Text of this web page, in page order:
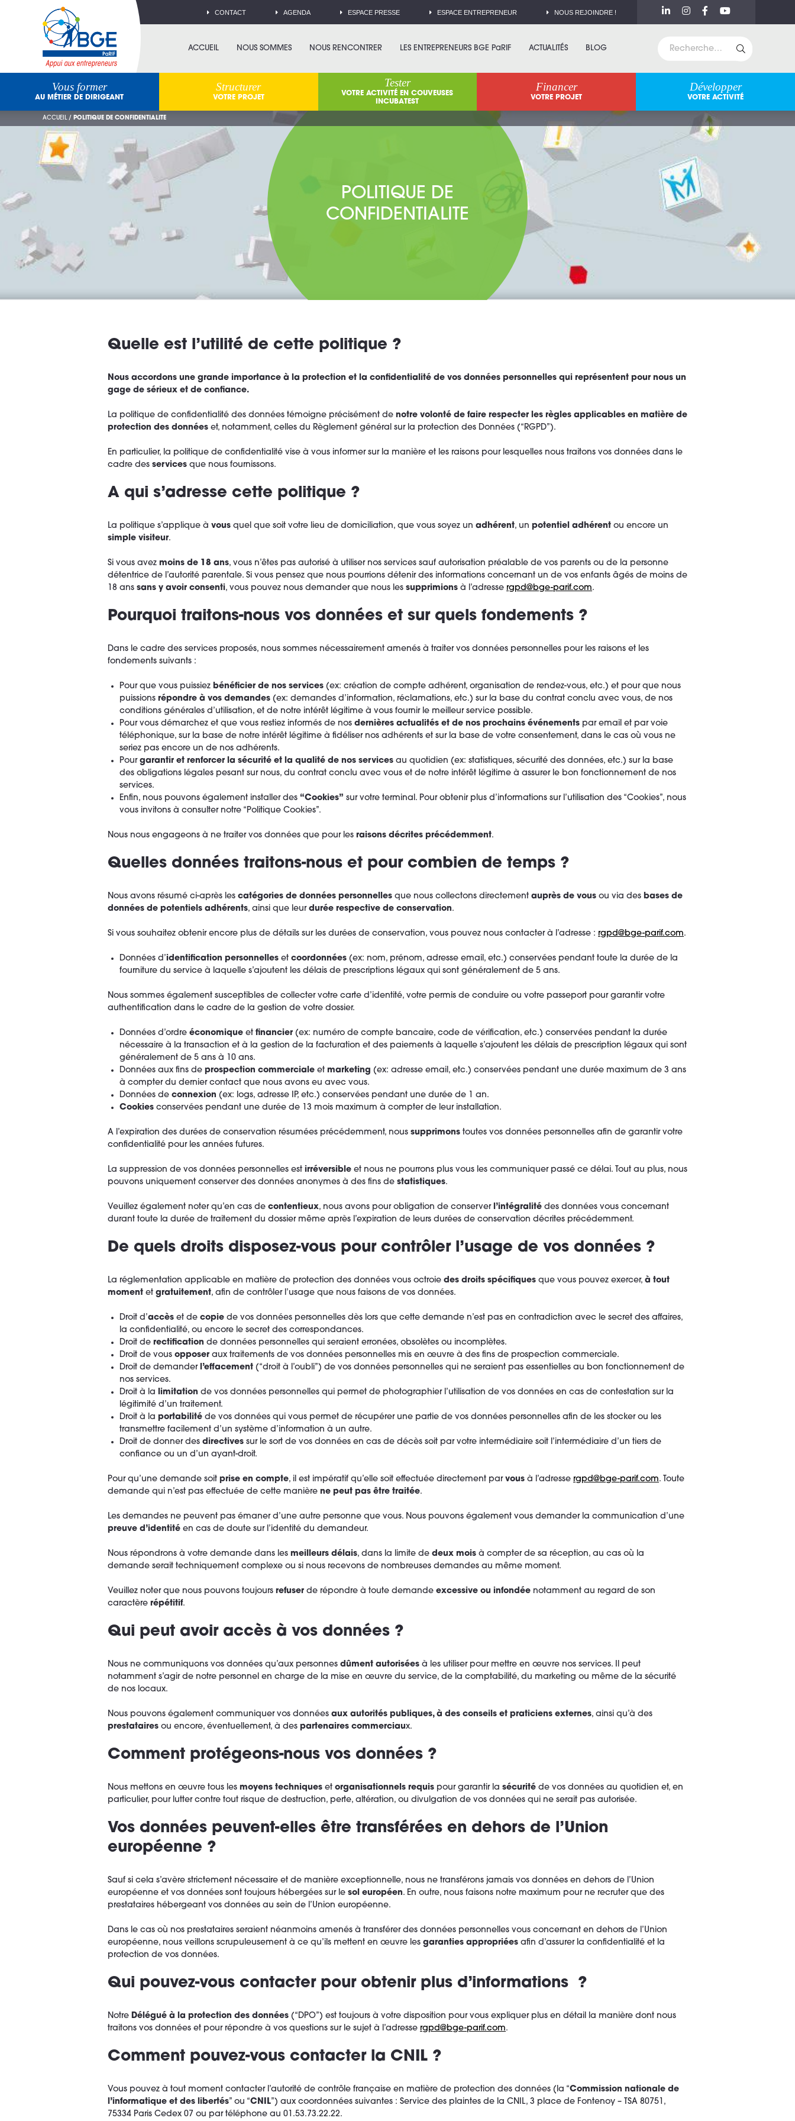
CONTACT AGENDA ESPACE PRESSE ESPACE ENTREPRENEUR NOUS REJOINDRE !
ACCUEIL NOUS SOMMES NOUS RENCONTRER LES ENTREPRENEURS BGE PaRIF ACTUALITÉS BLOG
Vous former
AU MÉTIER DE DIRIGEANT
Structurer
VOTRE PROJET
Tester
VOTRE ACTIVITÉ EN COUVEUSES
INCUBATEST
Financer
VOTRE PROJET
Développer
VOTRE ACTIVITÉ
ACCUEIL/ POLITIQUE DE CONFIDENTIALITE
POLITIQUE DE
CONFIDENTIALITE
Quelle est l’utilité de cette politique ?
Nous accordons une grande importance à la protection et la confidentialité de vos données personnelles qui représentent pour nous un
gage de sérieux et de confiance.
La politique de confidentialité des données témoigne précisément de notre volonté de faire respecter les règles applicables en matière de
protection des données et, notamment, celles du Règlement général sur la protection des Données (“RGPD”).
En particulier, la politique de confidentialité vise à vous informer sur la manière et les raisons pour lesquelles nous traitons vos données dans le
cadre des services que nous fournissons.
A qui s’adresse cette politique ?
La politique s’applique à vous quel que soit votre lieu de domiciliation, que vous soyez un adhérent, un potentiel adhérent ou encore un
simple visiteur.
Si vous avez moins de 18 ans, vous n’êtes pas autorisé à utiliser nos services sauf autorisation préalable de vos parents ou de la personne
détentrice de l’autorité parentale. Si vous pensez que nous pourrions détenir des informations concernant un de vos enfants âgés de moins de
18 ans sans y avoir consenti, vous pouvez nous demander que nous les supprimions à l’adresse rgpd@bge-parif.com.
Pourquoi traitons-nous vos données et sur quels fondements ?
Dans le cadre des services proposés, nous sommes nécessairement amenés à traiter vos données personnelles pour les raisons et les
fondements suivants :
Pour que vous puissiez bénéficier de nos services (ex: création de compte adhérent, organisation de rendez-vous, etc.) et pour que nous
puissions répondre à vos demandes (ex: demandes d’information, réclamations, etc.) sur la base du contrat conclu avec vous, de nos
conditions générales d’utilisation, et de notre intérêt légitime à vous fournir le meilleur service possible.
Pour vous démarchez et que vous restiez informés de nos dernières actualités et de nos prochains événements par email et par voie
téléphonique, sur la base de notre intérêt légitime à fidéliser nos adhérents et sur la base de votre consentement, dans le cas où vous ne
seriez pas encore un de nos adhérents.
Pourgarantir et renforcer la sécurité et la qualité de nos services au quotidien (ex: statistiques, sécurité des données, etc.) sur la base
des obligations légales pesant sur nous, du contrat conclu avec vous et de notre intérêt légitime à assurer le bon fonctionnement de nos
services.
Enfin, nous pouvons également installer des “Cookies” sur votre terminal. Pour obtenir plus d’informations sur l’utilisation des “Cookies”, nous
vous invitons à consulter notre “Politique Cookies”.
Nous nous engageons à ne traiter vos données que pour les raisons décrites précédemment.
Quelles données traitons-nous et pour combien de temps ?
Nous avons résumé ci-après les catégories de données personnelles que nous collectons directement auprès de vous ou via des bases de
données de potentiels adhérents, ainsi que leur durée respective de conservation.
Si vous souhaitez obtenir encore plus de détails sur les durées de conservation, vous pouvez nous contacter à l’adresse : rgpd@bge-parif.com.
Données d’identification personnelles et coordonnées (ex: nom, prénom, adresse email, etc.) conservées pendant toute la durée de la
fourniture du service à laquelle s’ajoutent les délais de prescriptions légaux qui sont généralement de 5 ans.
Nous sommes également susceptibles de collecter votre carte d’identité, votre permis de conduire ou votre passeport pour garantir votre
authentification dans le cadre de la gestion de votre dossier.
Données d’ordre économique et financier (ex: numéro de compte bancaire, code de vérification, etc.) conservées pendant la durée
nécessaire à la transaction et à la gestion de la facturation et des paiements à laquelle s’ajoutent les délais de prescription légaux qui sont
généralement de 5 ans à 10 ans.
Données aux fins de prospection commerciale et marketing (ex: adresse email, etc.) conservées pendant une durée maximum de 3 ans
à compter du dernier contact que nous avons eu avec vous.
Données de connexion (ex: logs, adresse IP, etc.) conservées pendant une durée de 1 an.
Cookies conservées pendant une durée de 13 mois maximum à compter de leur installation.
A l’expiration des durées de conservation résumées précédemment, nous supprimons toutes vos données personnelles afin de garantir votre
confidentialité pour les années futures.
La suppression de vos données personnelles est irréversible et nous ne pourrons plus vous les communiquer passé ce délai. Tout au plus, nous
pouvons uniquement conserver des données anonymes à des fins de statistiques.
Veuillez également noter qu’en cas de contentieux, nous avons pour obligation de conserverl’intégralité des données vous concernant
durant toute la durée de traitement du dossier même après l’expiration de leurs durées de conservation décrites précédemment.
De quels droits disposez-vous pour contrôler l’usage de vos données ?
La réglementation applicable en matière de protection des données vous octroie des droits spécifiques que vous pouvez exercer, à tout
moment et gratuitement, afin de contrôler l’usage que nous faisons de vos données.
Droit d’accès et de copie de vos données personnelles dès lors que cette demande n’est pas en contradiction avec le secret des affaires,
la confidentialité, ou encore le secret des correspondances.
Droit de rectification de données personnelles qui seraient erronées, obsolètes ou incomplètes.
Droit de vous opposer aux traitements de vos données personnelles mis en œuvre à des fins de prospection commerciale.
Droit de demanderl’effacement (“droit à l’oubli”) de vos données personnelles qui ne seraient pas essentielles au bon fonctionnement de
nos services.
Droit à la limitation de vos données personnelles qui permet de photographier l’utilisation de vos données en cas de contestation sur la
légitimité d’un traitement.
Droit à la portabilité de vos données qui vous permet de récupérer une partie de vos données personnelles afin de les stocker ou les
transmettre facilement d’un système d’information à un autre.
Droit de donner des directives sur le sort de vos données en cas de décès soit par votre intermédiaire soit l’intermédiaire d’un tiers de
confiance ou un d’un ayant-droit.
Pour qu’une demande soit prise en compte, il est impératif qu’elle soit effectuée directement parvous à l’adresse rgpd@bge-parif.com. Toute
demande qui n’est pas effectuée de cette manière ne peut pas être traitée.
Les demandes ne peuvent pas émaner d’une autre personne que vous. Nous pouvons également vous demander la communication d’une
preuve d’identité en cas de doute sur l’identité du demandeur.
Nous répondrons à votre demande dans les meilleurs délais, dans la limite de deux mois à compter de sa réception, au cas où la
demande serait techniquement complexe ou si nous recevons de nombreuses demandes au même moment.
Veuillez noter que nous pouvons toujours refuser de répondre à toute demande excessive ou infondée notamment au regard de son
caractère répétitif.
Qui peut avoir accès à vos données ?
Nous ne communiquons vos données qu’aux personnes dûment autorisées à les utiliser pour mettre en œuvre nos services. Il peut
notamment s’agir de notre personnel en charge de la mise en œuvre du service, de la comptabilité, du marketing ou même de la sécurité
de nos locaux.
Nous pouvons également communiquer vos données aux autorités publiques, à des conseils et praticiens externes, ainsi qu’à des
prestataires ou encore, éventuellement, à des partenaires commerciaux.
Comment protégeons-nous vos données ?
Nous mettons en œuvre tous les moyens techniques et organisationnels requis pour garantir la sécurité de vos données au quotidien et, en
particulier, pour lutter contre tout risque de destruction, perte, altération, ou divulgation de vos données qui ne serait pas autorisée.
Vos données peuvent-elles être transférées en dehors de l’Union
européenne ?
Sauf si cela s’avère strictement nécessaire et de manière exceptionnelle, nous ne transférons jamais vos données en dehors de l’Union
européenne et vos données sont toujours hébergées sur le sol européen. En outre, nous faisons notre maximum pour ne recruter que des
prestataires hébergeant vos données au sein de l’Union européenne.
Dans le cas où nos prestataires seraient néanmoins amenés à transférer des données personnelles vous concernant en dehors de l’Union
européenne, nous veillons scrupuleusement à ce qu’ils mettent en œuvre les garanties appropriées afin d’assurer la confidentialité et la
protection de vos données.
Qui pouvez-vous contacter pour obtenir plus d’informations ?
Notre Délégué à la protection des données (“DPO”) est toujours à votre disposition pour vous expliquer plus en détail la manière dont nous
traitons vos données et pour répondre à vos questions sur le sujet à l’adresse rgpd@bge-parif.com.
Comment pouvez-vous contacter la CNIL ?
Vous pouvez à tout moment contacter l’autorité de contrôle française en matière de protection des données (la “Commission nationale de
l’informatique et des libertés” ou “CNIL”) aux coordonnées suivantes : Service des plaintes de la CNIL, 3 place de Fontenoy – TSA 80751,
75334 Paris Cedex 07 ou par téléphone au 01.53.73.22.22.